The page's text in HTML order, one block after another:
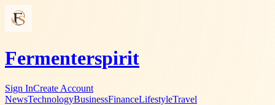
Fermenterspirit
Sign InCreate Account
NewsTechnologyBusinessFinanceLifestyleTravel